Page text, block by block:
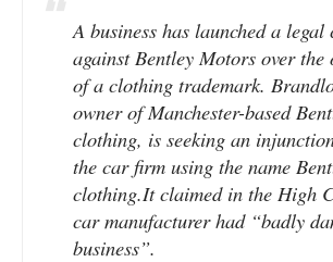
A business has launched a legal
against Bentley Motors over the
of a clothing trademark.
owner of Manchester-based
clothing, is seeking an
the car firm using the name
clothing.It claimed in the High
car manufacturer had “badly
business”.